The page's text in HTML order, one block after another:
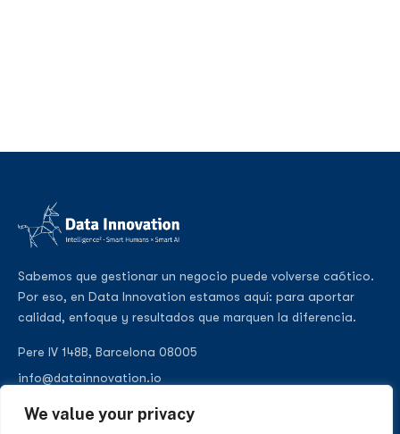
We value your privacy
Sabemos que gestionar un negocio puede volverse caótico.
Por eso, en Data Innovation estamos aquí: para aportar
calidad, enfoque y resultados que marquen la diferencia.
Pere IV 148B, Barcelona 08005
info@datainnovation.io